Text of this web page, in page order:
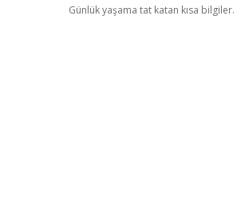
Günlük yaşama tat katan kısa bilgiler.